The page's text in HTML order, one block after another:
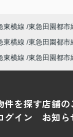
東横線 東急田園都市
東横線 東急田園都市
東横線 東急田園都市
件を探す
グイン
店舗の
お知ら